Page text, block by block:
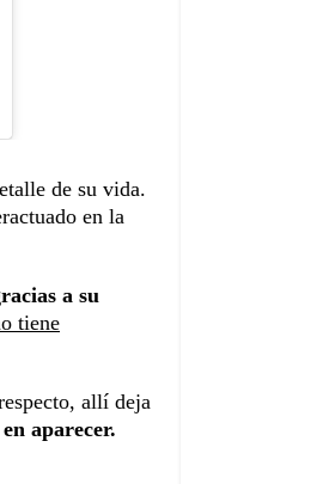
de su vida.
en la
a su
tiene
allí deja
aparecer.